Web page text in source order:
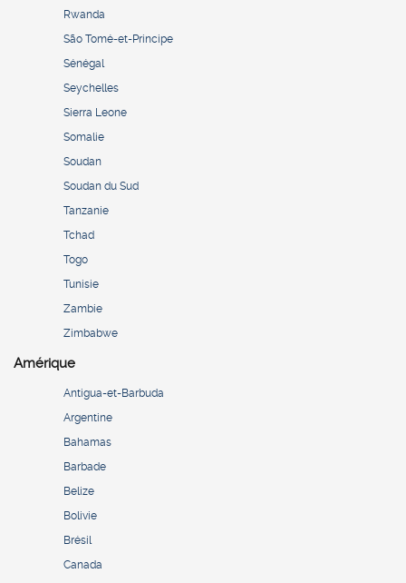
Rwanda
São Tomé-et-Principe
Sénégal
Seychelles
Sierra Leone
Somalie
Soudan
Soudan du Sud
Tanzanie
Tchad
Togo
Tunisie
Zambie
Zimbabwe
Amérique
Antigua-et-Barbuda
Argentine
Bahamas
Barbade
Belize
Bolivie
Brésil
Canada